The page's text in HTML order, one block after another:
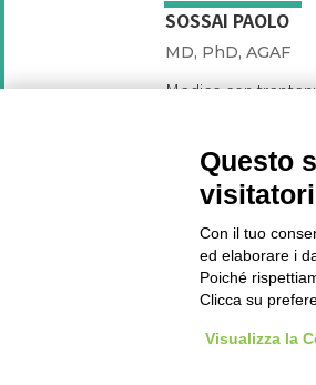
SOSSAI PAOLO
MD, PhD, AGAF
Medico con
+393487383553
P.IVA:
Cookie Policy
Preferenze Cookie
Questo
Con il tuo
ed elaborare i
Poiché
Clicca su
Visualizza la